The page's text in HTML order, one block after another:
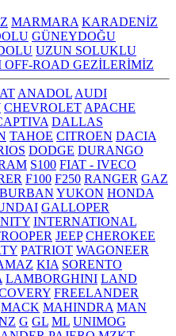
MARMARA KARADENİZ
GÜNEYDOĞU
UZUN SOLUKLU
OFF-ROAD GEZİLERİMİZ
ANADOL AUDI
CHEVROLET APACHE
DALLAS
TAHOE CITROEN DACIA
DODGE DURANGO
S100 FIAT - IVECO
F100 F250 RANGER GAZ
YUKON HONDA
GALLOPER
INTERNATIONAL
JEEP CHEROKEE
PATRIOT WAGONEER
KIA SORENTO
LAMBORGHINI LAND
FREELANDER
MACK MAHINDRA MAN
G GL ML UNIMOG